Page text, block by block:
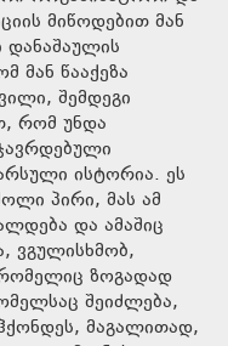
მიწოდებით მან
დანაშაულის
მან წააქეზა
შემდეგი
რომ უნდა
ისტორია. ეს
პირი, მას ამ
და ამაშიც
ვგულისხმობ,
ზოგადად
შეიძლება,
მაგალითად,